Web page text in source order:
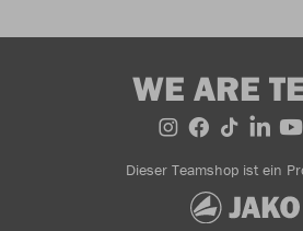
WE ARE
Dieser Teamshop ist ein